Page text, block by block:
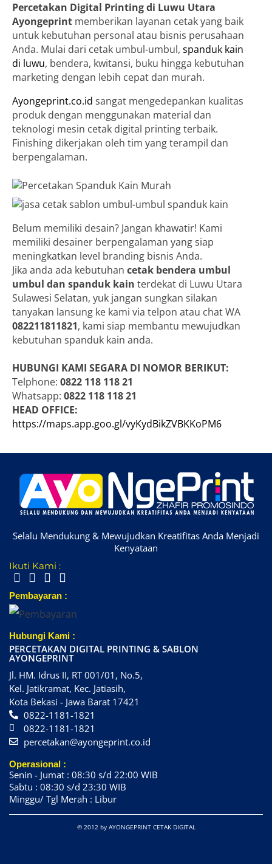
Percetakan Digital Printing di Luwu Utara
Ayongeprint memberikan layanan cetak yang baik
untuk kebutuhan personal atau bisnis perusahaan
Anda. Mulai dari cetak umbul-umbul, spanduk kain
di luwu, bendera, kwitansi, buku hingga kebutuhan
marketing dengan lebih cepat dan murah.
Ayongeprint.co.id sangat mengedepankan kualitas
produk dengan menggunakan material dan
teknologi mesin cetak digital printing terbaik.
Finishing dikerjakan oleh tim yang terampil dan
berpengalaman.
Belum memiliki desain? Jangan khawatir! Kami
memiliki desainer berpengalaman yang siap
meningkatkan level branding bisnis Anda.
Jika anda ada kebutuhan cetak bendera umbul
umbul dan spanduk kain terdekat di Luwu Utara
Sulawesi Selatan, yuk jangan sungkan silakan
tanyakan lansung ke kami via telpon atau chat WA
082211811821, kami siap membantu mewujudkan
kebutuhan spanduk kain anda.
HUBUNGI KAMI SEGARA DI NOMOR BERIKUT:
Telphone: 0822 118 118 21
Whatsapp: 0822 118 118 21
HEAD OFFICE:
https://maps.app.goo.gl/vyKydBikZVBKKoPM6
Selalu Mendukung & Mewujudkan Kreatifitas Anda Menjadi
Kenyataan
Ikuti Kami :
Pembayaran :
Hubungi Kami :
PERCETAKAN DIGITAL PRINTING & SABLON
AYONGEPRINT
Jl. HM. Idrus II, RT 001/01, No.5,
Kel. Jatikramat, Kec. Jatiasih,
Kota Bekasi - Jawa Barat 17421
0822-1181-1821
0822-1181-1821
percetakan@ayongeprint.co.id
Operasional :
Senin - Jumat : 08:30 s/d 22:00 WIB
Sabtu : 08:30 s/d 23:30 WIB
Minggu/ Tgl Merah : Libur
© 2012 by AYONGEPRINT CETAK DIGITAL